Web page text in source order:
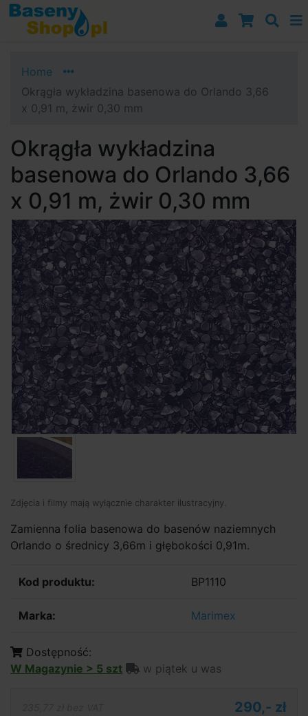
Przejdź do nawigacji
Przejdź do treści
Przejdź do paska bocznego
Home
Okrągła wykładzina basenowa do Orlando 3,66
x 0,91 m, żwir 0,30 mm
Okrągła wykładzina
basenowa do Orlando 3,66
x 0,91 m, żwir 0,30 mm
Zdjęcia i filmy mają wyłącznie charakter ilustracyjny.
Zamienna folia basenowa do basenów naziemnych
Orlando o średnicy 3,66m i głębokości 0,91m.
Kod produktu: BP1110
Marka: Marimex
Dostępność:
W Magazynie > 5 szt
w piątek u was
290,- zł